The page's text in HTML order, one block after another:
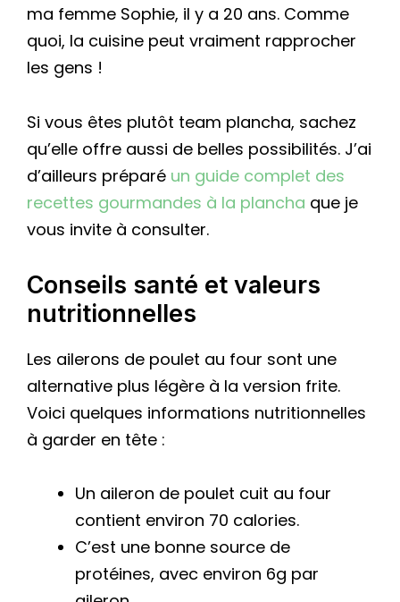
ma femme Sophie, il y a 20 ans. Comme
quoi, la cuisine peut vraiment rapprocher
les gens !
Si vous êtes plutôt team plancha, sachez
qu’elle offre aussi de belles possibilités. J’ai
d’ailleurs préparé un guide complet des
recettes gourmandes à la plancha que je
vous invite à consulter.
Conseils santé et valeurs
nutritionnelles
Les ailerons de poulet au four sont une
alternative plus légère à la version frite.
Voici quelques informations nutritionnelles
à garder en tête :
Un aileron de poulet cuit au four
contient environ 70 calories.
C’est une bonne source de
protéines, avec environ 6g par